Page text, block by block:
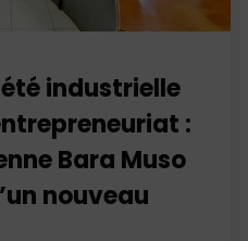
industrielle
:
Bara Muso
nouveau